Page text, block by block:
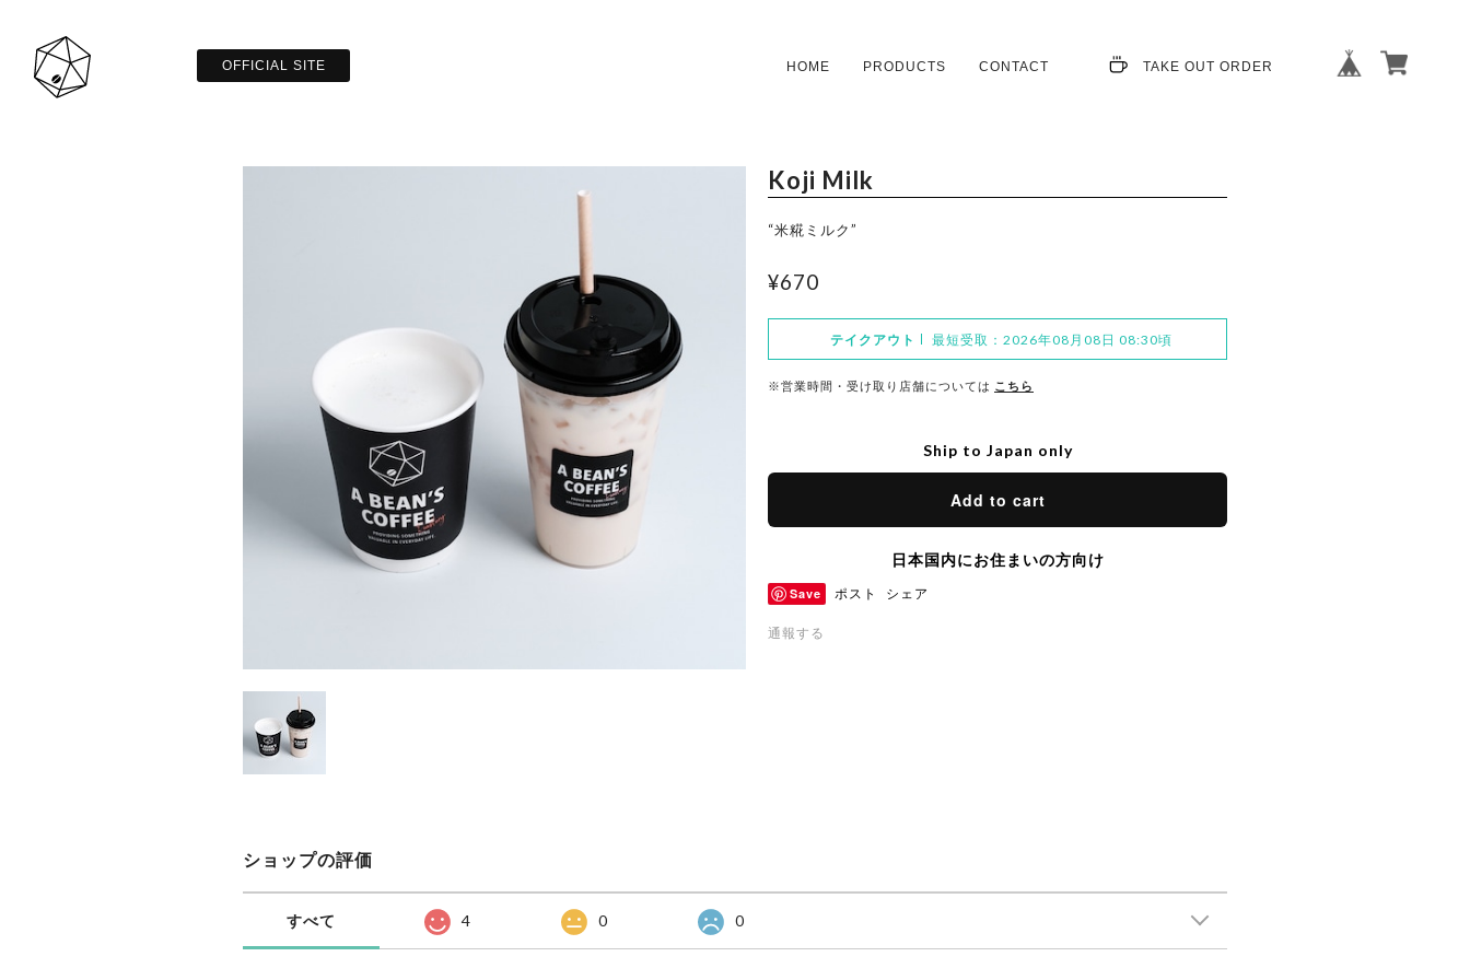
OFFICIAL SITE HOME PRODUCTS CONTACT TAKE OUT ORDER
HOME
TAKE OUT M
ENU
PRODUCTS I
TEM
INSTAGR
R
OFFICAL SITE
Koji Milk
“米糀ミルク”
¥670
テイクアウト 最短受取：2026年08月08日 08:30頃
※営業時間・受け取り店舗については こちら
Ship to Japan only
Add to cart
日本国内にお住まいの方向け
Save ポスト シェア
通報する
ショップの評価
すべて 4 0 0